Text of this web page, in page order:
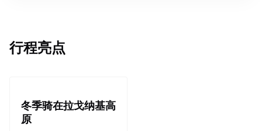
行程亮点
冬季骑在拉戈纳基高
原